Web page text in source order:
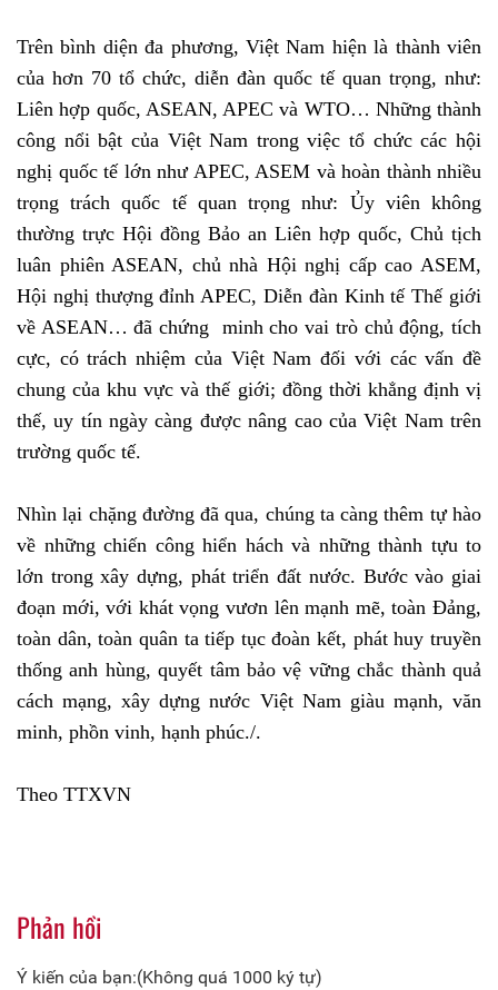
Trên bình diện đa phương, Việt Nam hiện là thành viên
của hơn 70 tổ chức, diễn đàn quốc tế quan trọng, như:
Liên hợp quốc, ASEAN, APEC và WTO… Những thành
công nổi bật của Việt Nam trong việc tổ chức các hội
nghị quốc tế lớn như APEC, ASEM và hoàn thành nhiều
trọng trách quốc tế quan trọng như: Ủy viên không
thường trực Hội đồng Bảo an Liên hợp quốc, Chủ tịch
luân phiên ASEAN, chủ nhà Hội nghị cấp cao ASEM,
Hội nghị thượng đỉnh APEC, Diễn đàn Kinh tế Thế giới
về ASEAN… đã chứng minh cho vai trò chủ động, tích
cực, có trách nhiệm của Việt Nam đối với các vấn đề
chung của khu vực và thế giới; đồng thời khẳng định vị
thế, uy tín ngày càng được nâng cao của Việt Nam trên
trường quốc tế.
Nhìn lại chặng đường đã qua, chúng ta càng thêm tự hào
về những chiến công hiển hách và những thành tựu to
lớn trong xây dựng, phát triển đất nước. Bước vào giai
đoạn mới, với khát vọng vươn lên mạnh mẽ, toàn Đảng,
toàn dân, toàn quân ta tiếp tục đoàn kết, phát huy truyền
thống anh hùng, quyết tâm bảo vệ vững chắc thành quả
cách mạng, xây dựng nước Việt Nam giàu mạnh, văn
minh, phồn vinh, hạnh phúc./.
Theo TTXVN
Phản hồi
Ý kiến của bạn:(Không quá 1000 ký tự)